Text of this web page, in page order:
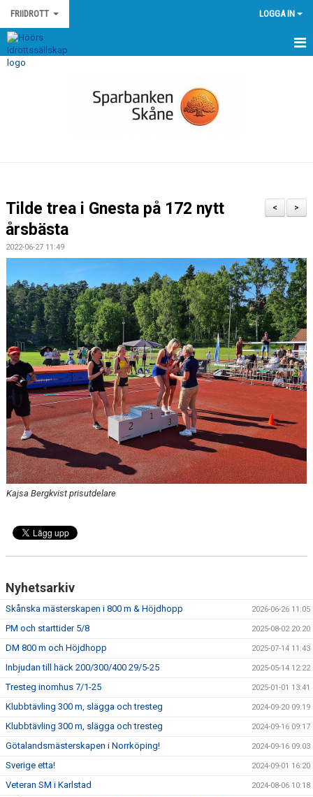
FRIIDROTT LOGGA IN
HEM
BILDGALLERI
DOKUMENT
KONTAKT
EGNA TÄVLINGAR
ATT TÄVLA I FRIIDROTT
>
<
Tilde trea i Gnesta på 172 nytt
årsbästa
2022-06-27 11:49
Kajsa Bergkvist prisutdelare
Nyhetsarkiv
Skånska mästerskapen i 800 m & Höjdhopp 2026-06-26 11:05
PM och starttider 5/8 2025-08-02 20:20
DM 800 m och Höjdhopp 2025-07-14 11:43
Inbjudan till häck 200/300/400 29/5-25 2025-05-14 12:22
Tresteg inomhus 7/1-25 2025-01-01 13:41
Klubbtävling 300 m, slägga och tresteg 2024-09-20 09:19
Klubbtävling 300 m, slägga och tresteg 2024-09-16 09:17
Götalandsmästerskapen i Norrköping! 2024-09-16 09:03
Sverige etta! 2024-09-01 16:20
Veteran SM i Karlstad 2024-08-06 10:18